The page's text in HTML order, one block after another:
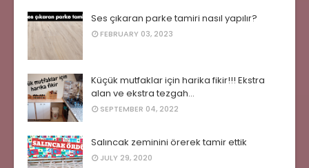
Ses çıkaran parke tamiri nasıl yapılır?
FEBRUARY 03, 2023
Küçük mutfaklar için harika fikir!!! Ekstra
alan ve ekstra tezgah...
SEPTEMBER 04, 2022
Salıncak zeminini örerek tamir ettik
JULY 29, 2020